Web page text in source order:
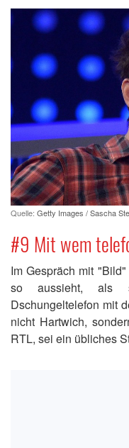
Quelle: Getty Images / Sascha
#9 Mit wem
Im Gespräch mit
so aussieht, als
Dschungeltelefon mit
nicht Hartwich,
RTL, sei ein übliches